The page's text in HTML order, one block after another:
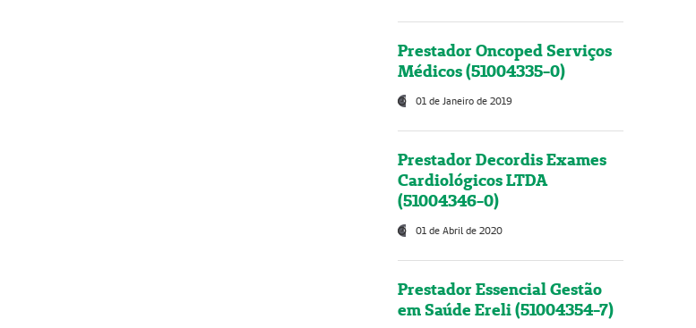
Prestador Oncoped Serviços
Médicos (51004335-0)
01 de Janeiro de 2019
Prestador Decordis Exames
Cardiológicos LTDA
(51004346-0)
01 de Abril de 2020
Prestador Essencial Gestão
em Saúde Ereli (51004354-7)